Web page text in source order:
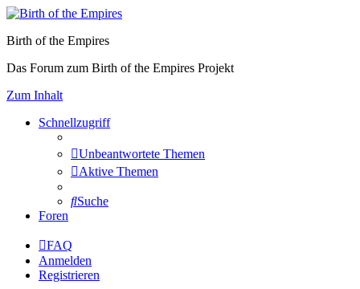
Birth of the Empires
Das Forum zum Birth of the Empires Projekt
Zum Inhalt
Schnellzugriff
Unbeantwortete Themen
Aktive Themen
Suche
Foren
FAQ
Anmelden
Registrieren